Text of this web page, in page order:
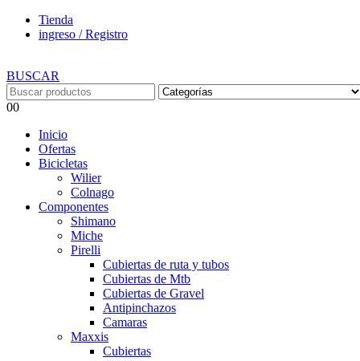
Tienda
ingreso / Registro
BUSCAR
00
Inicio
Ofertas
Bicicletas
Wilier
Colnago
Componentes
Shimano
Miche
Pirelli
Cubiertas de ruta y tubos
Cubiertas de Mtb
Cubiertas de Gravel
Antipinchazos
Camaras
Maxxis
Cubiertas